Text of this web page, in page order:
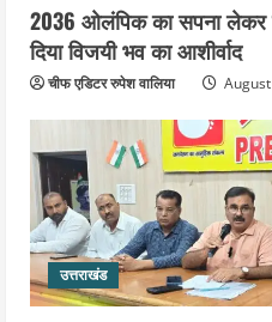
2036 ओलंपिक का सपना लेकर
दिया विजयी भव का आशीर्वाद
चीफ एडिटर रुपेश वालिया
उत्तराखंड